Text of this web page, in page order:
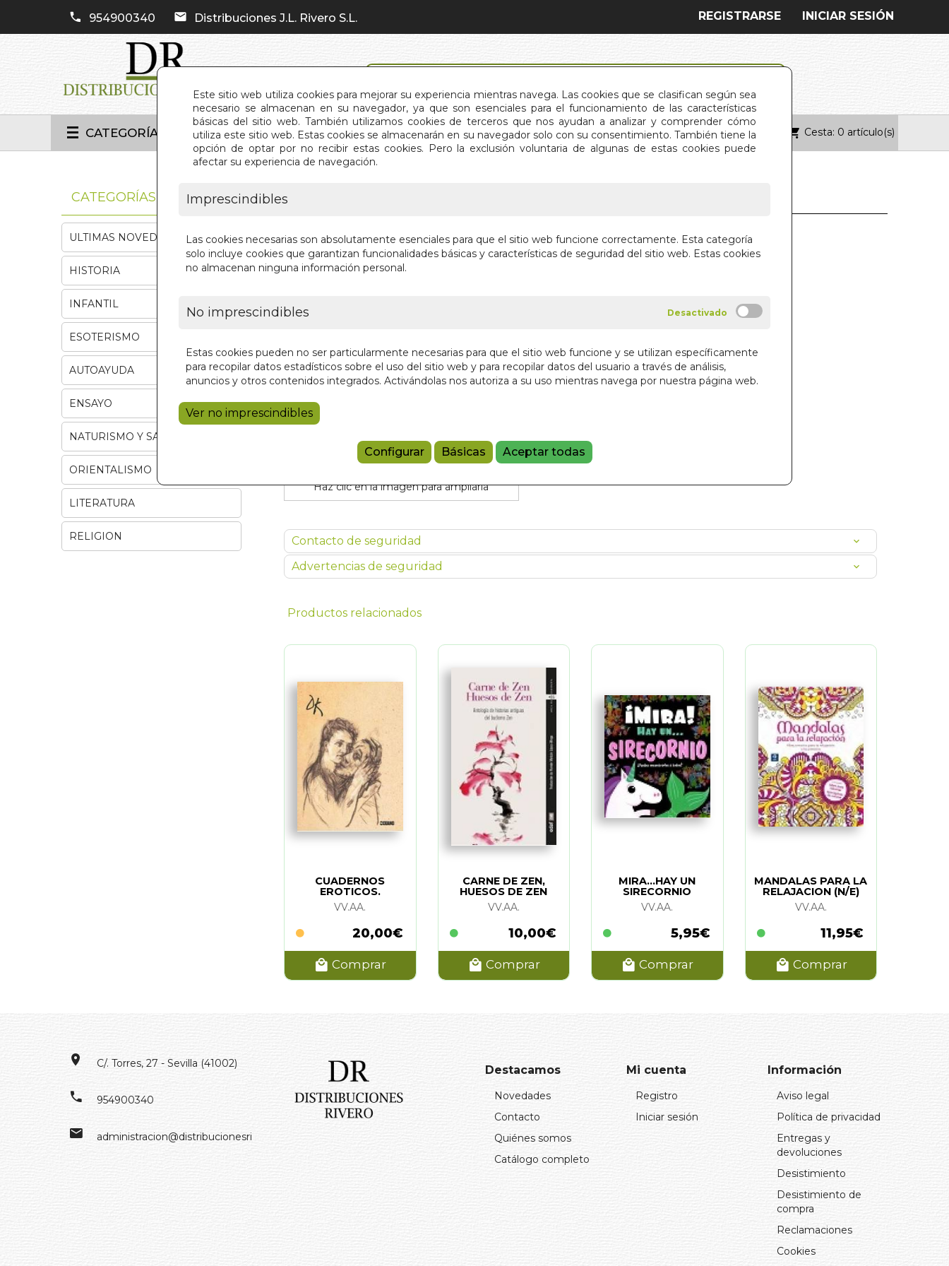
Este sitio web utiliza cookies para mejorar su experiencia mientras navega. Las cookies que se clasifican según sea
necesario se almacenan en su navegador, ya que son esenciales para el funcionamiento de las características
básicas del sitio web. También utilizamos cookies de terceros que nos ayudan a analizar y comprender cómo
utiliza este sitio web. Estas cookies se almacenarán en su navegador solo con su consentimiento. También tiene la
opción de optar por no recibir estas cookies. Pero la exclusión voluntaria de algunas de estas cookies puede
afectar su experiencia de navegación.
Imprescindibles
Las cookies necesarias son absolutamente esenciales para que el sitio web funcione correctamente. Esta categoría
solo incluye cookies que garantizan funcionalidades básicas y características de seguridad del sitio web. Estas cookies
no almacenan ninguna información personal.
No imprescindibles
Estas cookies pueden no ser particularmente necesarias para que el sitio web funcione y se utilizan específicamente
para recopilar datos estadísticos sobre el uso del sitio web y para recopilar datos del usuario a través de análisis,
anuncios y otros contenidos integrados. Activándolas nos autoriza a su uso mientras navega por nuestra página web.
Ver no imprescindibles
Configurar Básicas Aceptar todas
954900340 Distribuciones J.L. Rivero S.L. INICIAR SESIÓN
REGISTRARSE
CATEGORÍAS INICIO QUIÉNES SOMOS CONTACTO Cesta: 0 artículo(s)
Haz clic en la imagen para ampliarla
BOLSA LO SCARABEO
VV.AA.
Añadir a la cesta
Contacto de seguridad
Advertencias de seguridad
Productos relacionados
CUADERNOS
EROTICOS.
KOKOSCHKA
VV.AA.
20,00€
Comprar
CARNE DE ZEN,
HUESOS DE ZEN
VV.AA.
10,00€
Comprar
MIRA...HAY UN
SIRECORNIO
VV.AA.
5,95€
Comprar
MANDALAS PARA LA
RELAJACION (N/E)
VV.AA.
11,95€
Comprar
CATEGORÍAS
ULTIMAS NOVEDADES
HISTORIA
INFANTIL
ESOTERISMO
AUTOAYUDA
ENSAYO
NATURISMO Y SALUD
ORIENTALISMO
LITERATURA
RELIGION
C/. Torres, 27 - Sevilla (41002)
954900340
administracion@distribucionesrivero.es
Destacamos
Novedades
Contacto
Quiénes somos
Catálogo completo
Mi cuenta
Registro
Iniciar sesión
Información
Aviso legal
Política de privacidad
Entregas y
devoluciones
Desistimiento
Desistimiento de
compra
Reclamaciones
Cookies